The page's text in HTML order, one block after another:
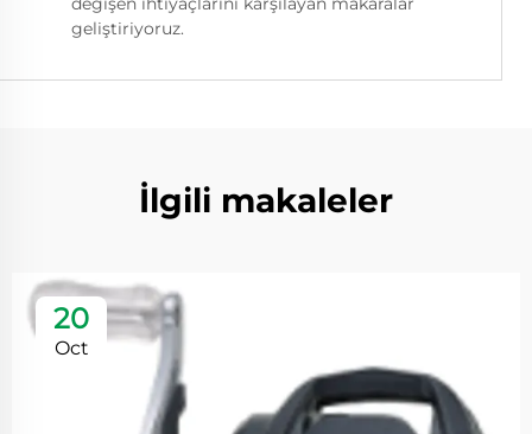
geliştiriyoruz.
İlgili makaleler
20
Oct